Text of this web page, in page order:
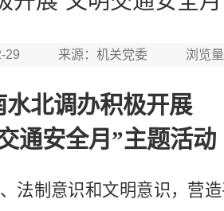
12-29 来源：机关党委 浏览量
水北调办积极开展
通安全月”主题活动
法制意识和文明意识，营